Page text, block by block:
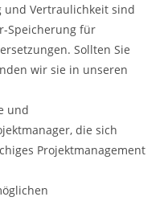
und Vertraulichkeit sind
Speicherung für
Sollten Sie
wir sie in unseren
und
die sich
Projektmanagement